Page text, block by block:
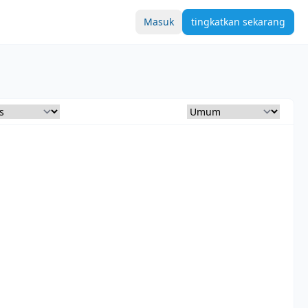
Masuk tingkatkan sekarang